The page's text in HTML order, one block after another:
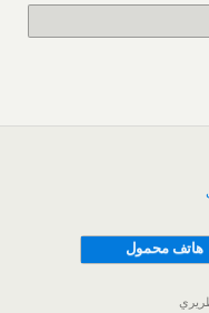
هاتف محمول